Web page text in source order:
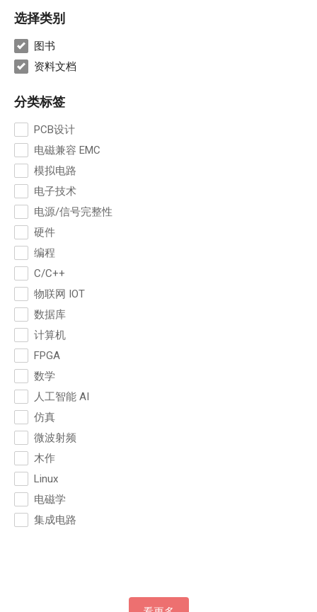
选择类别
图书
资料文档
分类标签
PCB设计
电磁兼容 EMC
模拟电路
电子技术
电源/信号完整性
硬件
编程
C/C++
物联网 IOT
数据库
计算机
FPGA
数学
人工智能 AI
仿真
微波射频
木作
Linux
电磁学
集成电路